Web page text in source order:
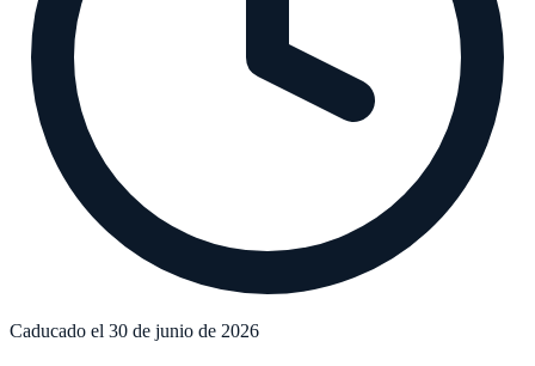
Caducado el 30 de junio de 2026